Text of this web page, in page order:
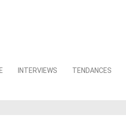
INTERVIEWS TENDANCES